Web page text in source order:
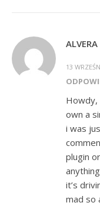
13
Howdy,
own a
i was
plugin or
it’s
mad so